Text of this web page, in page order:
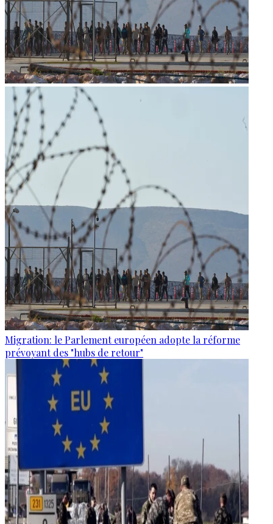
Migration: le Parlement européen adopte la réforme
prévoyant des "hubs de retour"